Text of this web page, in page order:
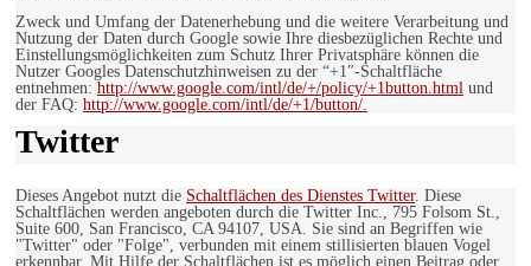
Zweck und Umfang der Datenerhebung und die weitere Verarbeitung und
Nutzung der Daten durch Google sowie Ihre diesbezüglichen Rechte und
Einstellungsmöglichkeiten zum Schutz Ihrer Privatsphäre können die
Nutzer Googles Datenschutzhinweisen zu der “+1″-Schaltfläche
entnehmen: http://www.google.com/intl/de/+/policy/+1button.html und
der FAQ: http://www.google.com/intl/de/+1/button/.
Twitter
Dieses Angebot nutzt die Schaltflächen des Dienstes Twitter. Diese
Schaltflächen werden angeboten durch die Twitter Inc., 795 Folsom St.,
Suite 600, San Francisco, CA 94107, USA. Sie sind an Begriffen wie
"Twitter" oder "Folge", verbunden mit einem stillisierten blauen Vogel
erkennbar. Mit Hilfe der Schaltflächen ist es möglich einen Beitrag oder